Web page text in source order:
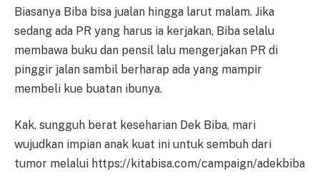
Biasanya Biba bisa jualan hingga larut malam. Jika
sedang ada PR yang harus ia kerjakan, Biba selalu
membawa buku dan pensil lalu mengerjakan PR di
pinggir jalan sambil berharap ada yang mampir
membeli kue buatan ibunya.
Kak, sungguh berat keseharian Dek Biba, mari
wujudkan impian anak kuat ini untuk sembuh dari
tumor melalui https://kitabisa.com/campaign/adekbiba